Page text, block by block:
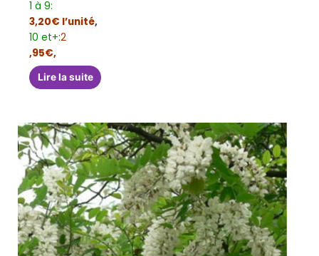
1 à 9:
3,20€ l’unité,
10 et+:2
,95€,
Lire la suite